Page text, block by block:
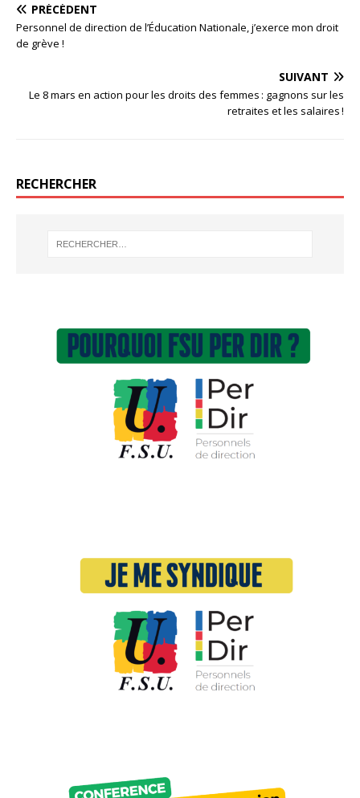
PRÉCÉDENT
Personnel de direction de l’Éducation Nationale, j’exerce mon droit
de grève !
SUIVANT
Le 8 mars en action pour les droits des femmes : gagnons sur les
retraites et les salaires !
RECHERCHER